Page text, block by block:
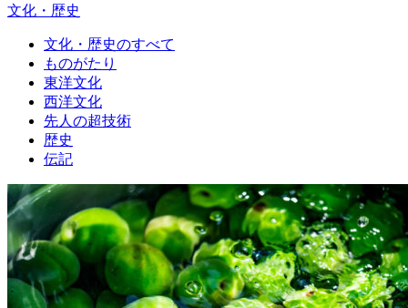
文化・歴史
文化・歴史のすべて
ものがたり
東洋文化
西洋文化
先人の超技術
歴史
伝記